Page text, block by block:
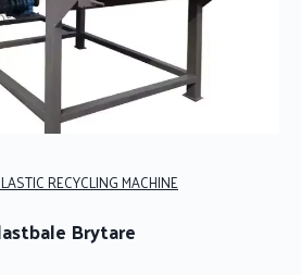
RECYCLING MACHINE
Brytare